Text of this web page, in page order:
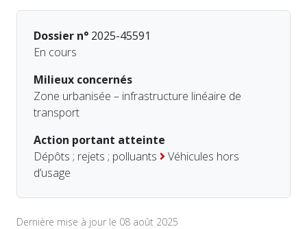
Dossier n° 2025-45591
En cours
Milieux concernés
Zone urbanisée – infrastructure linéaire de
transport
Action portant atteinte
Dépôts ; rejets ; polluants
Véhicules hors
d’usage
Dernière mise à jour le 08 août 2025